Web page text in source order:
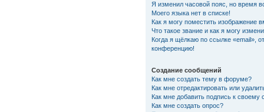
Я изменил часовой пояс, но время
Моего языка нет в списке!
Как я могу поместить изображение
Что такое звание и как я могу
Когда я щёлкаю по ссылке «email»,
конференцию!
Создание сообщений
Как мне создать тему в форуме?
Как мне отредактировать или
Как мне добавить подпись к своему
Как мне создать опрос?